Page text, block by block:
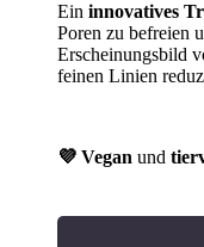
Ein innovatives
Poren zu befreien
Erscheinungsbild
feinen Linien
💜 Vegan und